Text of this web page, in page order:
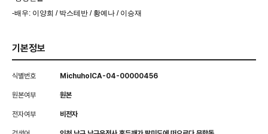
-배우: 이양희 / 박스테반 / 황예나 / 이승재
기본정보
식별번호 MichuholCA-04-00000456
원본여부 원본
전자여부 비전자